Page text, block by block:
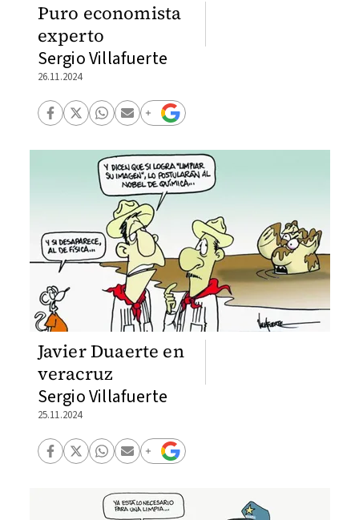
Puro economista
experto
Sergio Villafuerte
26.11.2024
Javier Duaerte en
veracruz
Sergio Villafuerte
25.11.2024